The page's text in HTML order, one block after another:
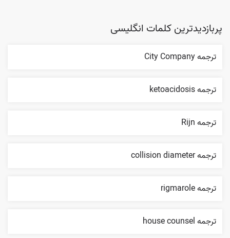
پربازدیدترین کلمات انگلیسی
ترجمه City Company
ترجمه ketoacidosis
ترجمه Rijn
ترجمه collision diameter
ترجمه rigmarole
ترجمه house counsel